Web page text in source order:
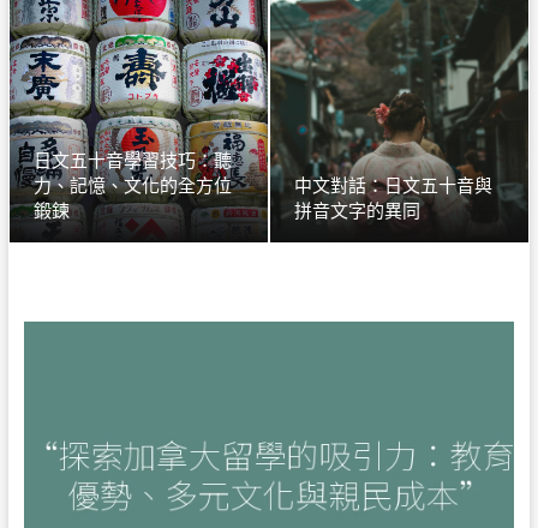
日文五十音學習技巧：聽
力、記憶、文化的全方位
鍛鍊
中文對話：日文五十音與
拼音文字的異同